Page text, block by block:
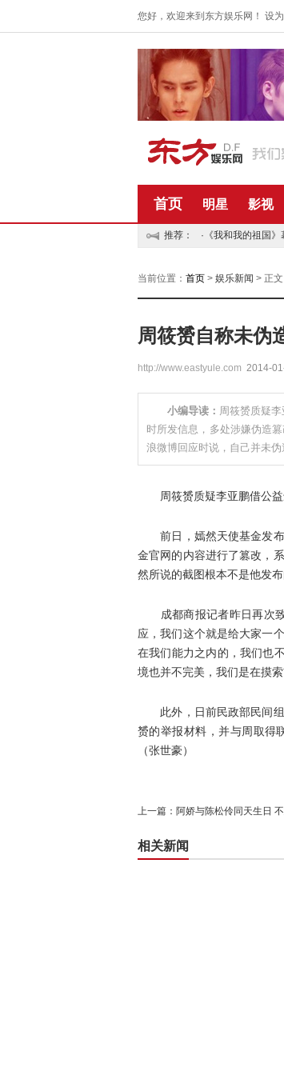
您好，欢迎来到东方娱乐网！ 设
首页 明星 影视
推荐： · 《我和我的祖国
当前位置： 首页 > 娱乐新闻 > 正文
周筱赟自称未伪
http://www.eastyule.com 2014-
小编导读： 周筱赟质疑
时所发信息，多处涉嫌伪造
浪微博回应时说，自己并未
周筱赟质疑李亚鹏借公益
前日，嫣然天使基金发布
金官网的内容进行了篡改，
然所说的截图根本不是他发
成都商报记者昨日再次致
应，我们这个就是给大家一
在我们能力之内的，我们也
境也并不完美，我们是在摸
此外，日前民政部民间组
赟的举报材料，并与周取得
（张世豪）
上一篇： 阿娇与陈松伶同天生日
相关新闻